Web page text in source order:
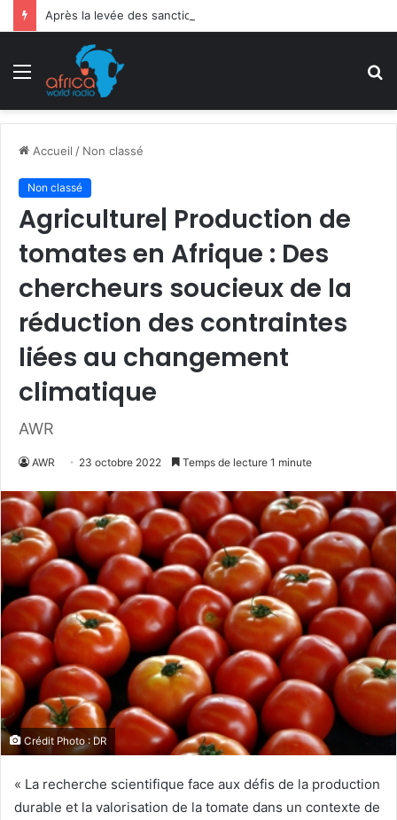
Menu
Accueil / Non classé
Non classé
Agriculture| Production de
tomates en Afrique : Des
chercheurs soucieux de la
réduction des contraintes
liées au changement
climatique
AWR
AWR 23 octobre 2022 Temps de lecture 1 minute
Crédit Photo : DR
« La recherche scientifique face aux défis de la production
durable et la valorisation de la tomate dans un contexte de